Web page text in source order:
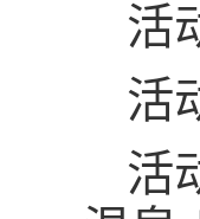
活
活
活